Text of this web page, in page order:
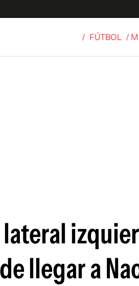
/ FÚTBOL /
lateral
llegar a